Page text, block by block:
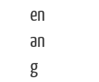
en
an
g